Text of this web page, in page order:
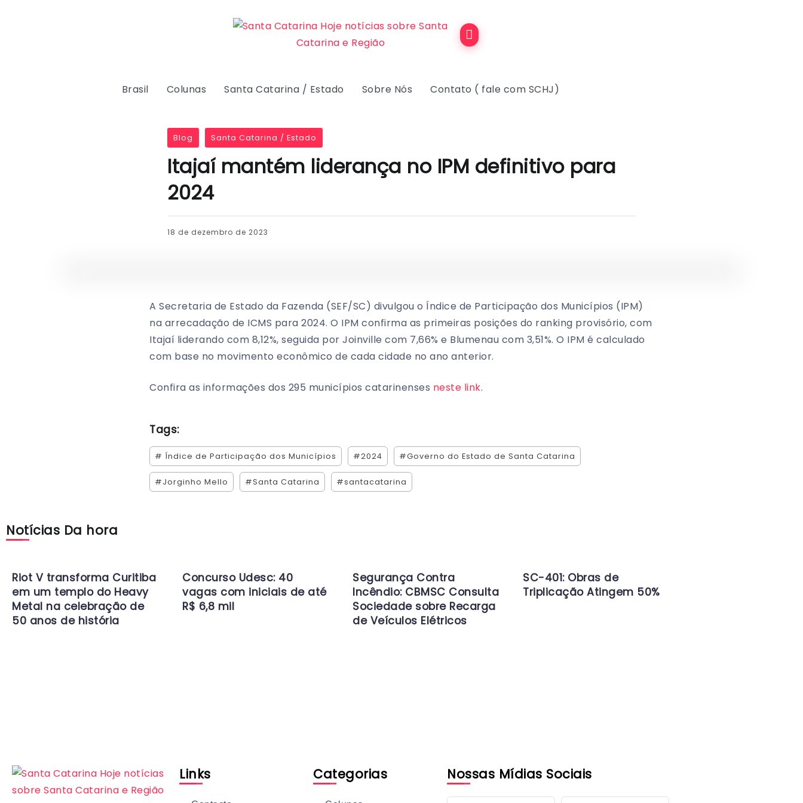
Brasil Colunas Santa Catarina / Estado Sobre Nós Contato ( fale com SCHJ)
Blog Santa Catarina / Estado
Itajaí mantém liderança no IPM definitivo para
2024
18 de dezembro de 2023
A Secretaria de Estado da Fazenda (SEF/SC) divulgou o Índice de Participação dos Municípios (IPM)
na arrecadação de ICMS para 2024. O IPM confirma as primeiras posições do ranking provisório, com
Itajaí liderando com 8,12%, seguida por Joinville com 7,66% e Blumenau com 3,51%. O IPM é calculado
com base no movimento econômico de cada cidade no ano anterior.
Confira as informações dos 295 municípios catarinenses neste link.
Tags:
# Índice de Participação dos Municípios #2024 #Governo do Estado de Santa Catarina
#Jorginho Mello #Santa Catarina #santacatarina
Notícias Da hora
Riot V transforma Curitiba
em um templo do Heavy
Metal na celebração de
50 anos de história
Concurso Udesc: 40
vagas com iniciais de até
R$ 6,8 mil
Segurança Contra
Incêndio: CBMSC Consulta
Sociedade sobre Recarga
de Veículos Elétricos
SC-401: Obras de
Triplicação Atingem 50%
Links Categorias Nossas Mídias Sociais